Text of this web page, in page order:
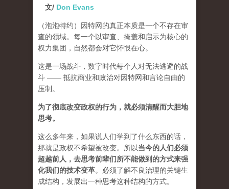
文/ Don Evans
（泡泡特约）
因特网的真正本质是一个不存在审
查的领域。每一个以审查、掩盖和启示为核心的
权力集团，自然都会对它怀恨在心。
这是一场战斗，数字时代每个人对无法逃避的战
斗 —— 抵抗商业和政治对因特网和言论自由的
压制。
为了彻底改变政权的行为，就必须清醒而大胆地
思考。
这么多年来，如果说人们学到了什么东西的话，
那就是政权不希望被改变。所以当今的人们必须
超越前人，去思考前辈们所不能做到的方式来强
化我们的技术变革。必须了解不良治理的关键生
成结构，发展出一种思考这种结构的方式。